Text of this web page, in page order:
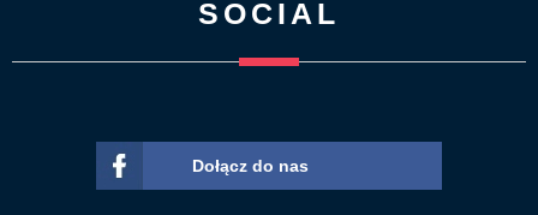
SOCIAL
Dołącz do nas